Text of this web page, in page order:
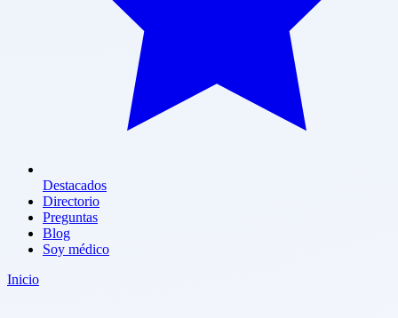
Destacados
Directorio
Preguntas
Blog
Soy médico
Inicio